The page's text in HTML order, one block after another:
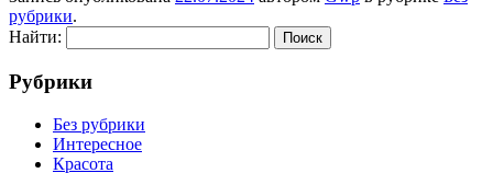
рубрики.
Найти:
Рубрики
Без рубрики
Интересное
Красота